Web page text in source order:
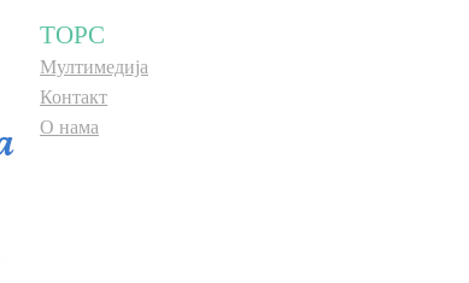
ТОРС
Мултимедија
Контакт
О нама